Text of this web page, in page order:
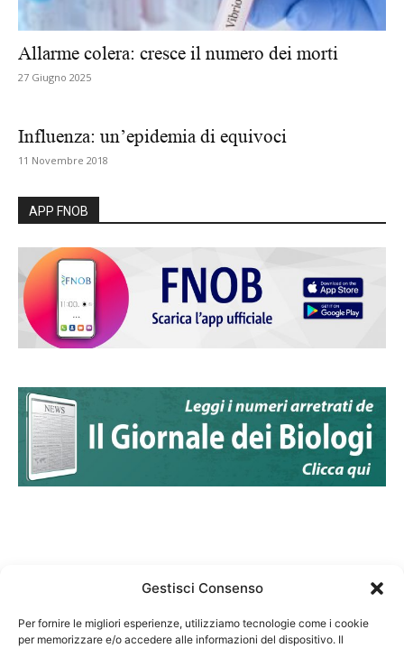
Gestisci Consenso
Per fornire le migliori esperienze, utilizziamo tecnologie come i cookie
per memorizzare e/o accedere alle informazioni del dispositivo. Il
Allarme colera: cresce il numero dei morti
27 Giugno 2025
Influenza: un’epidemia di equivoci
11 Novembre 2018
APP FNOB